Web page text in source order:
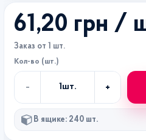
61,20 грн /
Заказ от 1 шт.
Кол-во (шт.)
-
во
1шт. +
В ящике: 240 шт.